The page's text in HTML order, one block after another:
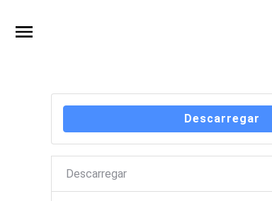
Descarregar
Descarregar